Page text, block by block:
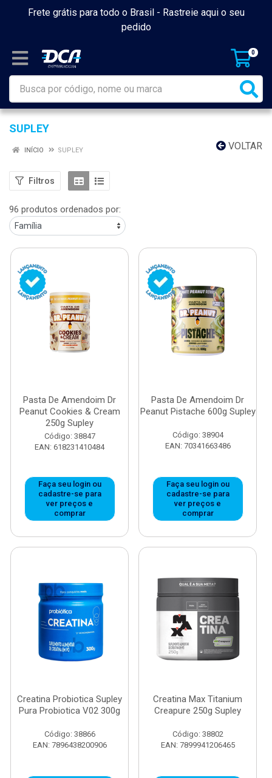
Frete grátis para todo o Brasil - Rastreie aqui o seu
pedido
0
SUPLEY
VOLTAR
INÍCIO SUPLEY
Filtros
96 produtos ordenados por:
Pasta De Amendoim Dr
Peanut Cookies & Cream
250g Supley
Código: 38847
EAN: 618231410484
Faça seu login ou
cadastre-se para
ver preços e
comprar
Pasta De Amendoim Dr
Peanut Pistache 600g Supley
Código: 38904
EAN: 70341663486
Faça seu login ou
cadastre-se para
ver preços e
comprar
Creatina Probiotica Supley
Pura Probiotica V02 300g
Código: 38866
EAN: 7896438200906
Creatina Max Titanium
Creapure 250g Supley
Código: 38802
EAN: 7899941206465